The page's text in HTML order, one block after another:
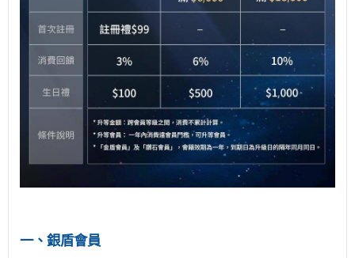
一、銀盾會員